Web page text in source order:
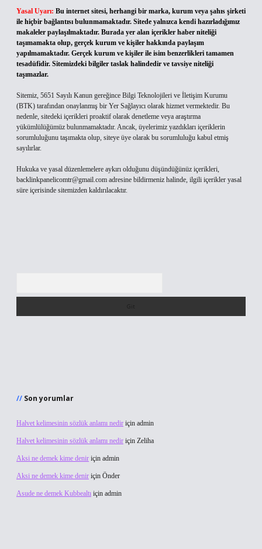
Yasal Uyarı: Bu internet sitesi, herhangi bir marka, kurum veya şahıs şirketi
ile hiçbir bağlantısı bulunmamaktadır. Sitede yalnızca kendi hazırladığımız
makaleler paylaşılmaktadır. Burada yer alan içerikler haber niteliği
taşımamakta olup, gerçek kurum ve kişiler hakkında paylaşım
yapılmamaktadır. Gerçek kurum ve kişiler ile isim benzerlikleri tamamen
tesadüfidir. Sitemizdeki bilgiler taslak halindedir ve tavsiye niteliği
taşımazlar.
Sitemiz, 5651 Sayılı Kanun gereğince Bilgi Teknolojileri ve İletişim Kurumu
(BTK) tarafından onaylanmış bir Yer Sağlayıcı olarak hizmet vermektedir. Bu
nedenle, sitedeki içerikleri proaktif olarak denetleme veya araştırma
yükümlülüğümüz bulunmamaktadır. Ancak, üyelerimiz yazdıkları içeriklerin
sorumluluğunu taşımakta olup, siteye üye olarak bu sorumluluğu kabul etmiş
sayılırlar.
Hukuka ve yasal düzenlemelere aykırı olduğunu düşündüğünüz içerikleri,
backlinkpanelicomtr@gmail.com adresine bildirmeniz halinde, ilgili içerikler yasal
süre içerisinde sitemizden kaldırılacaktır.
Son yorumlar
Halvet kelimesinin sözlük anlamı nedir için admin
Halvet kelimesinin sözlük anlamı nedir için Zeliha
Aksi ne demek kime denir için admin
Aksi ne demek kime denir için Önder
Asude ne demek Kubbealtı için admin